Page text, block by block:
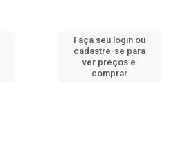
Faça seu login ou
cadastre-se para
ver preços e
comprar